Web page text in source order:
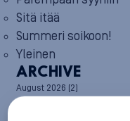
Sitä itää
Summeri soikoon!
Yleinen
ARCHIVE
August 2026 (2)
July 2026